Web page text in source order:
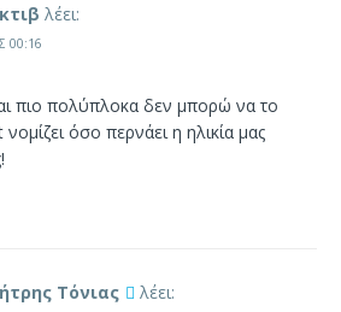
λέει:
00:16
πιο πολύπλοκα δεν μπορώ να το
όσο περνάει η ηλικία μας
Τόνιας λέει: